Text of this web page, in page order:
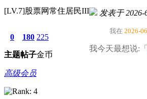
[LV.7]股票网常住居民III
0
主题
180
帖子
225
金币
高级会员
发表于 2026-
我在 2026-
我今天最想说:「